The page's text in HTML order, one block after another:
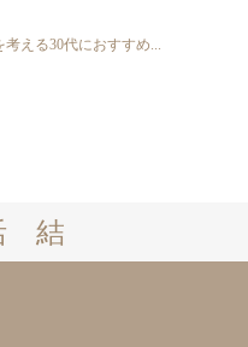
える30代におすすめ...
結